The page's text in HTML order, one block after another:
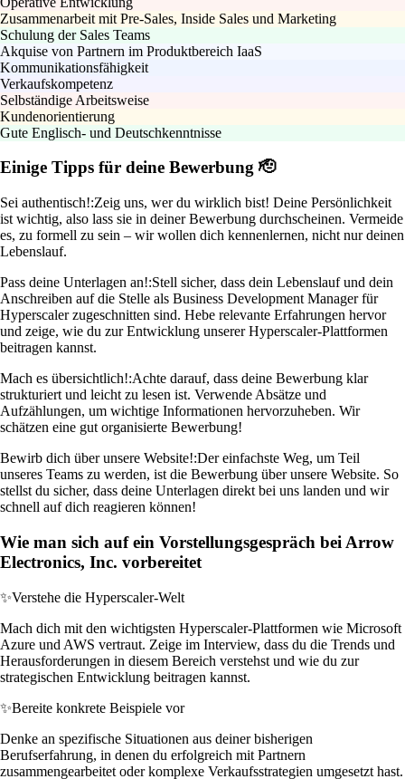
Zusammenarbeit mit Pre-Sales, Inside Sales und Marketing
Schulung der Sales Teams
Akquise von Partnern im Produktbereich IaaS
Kommunikationsfähigkeit
Verkaufskompetenz
Selbständige Arbeitsweise
Kundenorientierung
Gute Englisch- und Deutschkenntnisse
Einige Tipps für deine Bewerbung 🫡
Sei authentisch!:Zeig uns, wer du wirklich bist! Deine Persönlichkeit
ist wichtig, also lass sie in deiner Bewerbung durchscheinen. Vermeide
es, zu formell zu sein – wir wollen dich kennenlernen, nicht nur deinen
Lebenslauf.
Pass deine Unterlagen an!:Stell sicher, dass dein Lebenslauf und dein
Anschreiben auf die Stelle als Business Development Manager für
Hyperscaler zugeschnitten sind. Hebe relevante Erfahrungen hervor
und zeige, wie du zur Entwicklung unserer Hyperscaler-Plattformen
beitragen kannst.
Mach es übersichtlich!:Achte darauf, dass deine Bewerbung klar
strukturiert und leicht zu lesen ist. Verwende Absätze und
Aufzählungen, um wichtige Informationen hervorzuheben. Wir
schätzen eine gut organisierte Bewerbung!
Bewirb dich über unsere Website!:Der einfachste Weg, um Teil
unseres Teams zu werden, ist die Bewerbung über unsere Website. So
stellst du sicher, dass deine Unterlagen direkt bei uns landen und wir
schnell auf dich reagieren können!
Wie man sich auf ein Vorstellungsgespräch bei Arrow
Electronics, Inc. vorbereitet
✨Verstehe die Hyperscaler-Welt
Mach dich mit den wichtigsten Hyperscaler-Plattformen wie Microsoft
Azure und AWS vertraut. Zeige im Interview, dass du die Trends und
Herausforderungen in diesem Bereich verstehst und wie du zur
strategischen Entwicklung beitragen kannst.
✨Bereite konkrete Beispiele vor
Denke an spezifische Situationen aus deiner bisherigen
Berufserfahrung, in denen du erfolgreich mit Partnern
zusammengearbeitet oder komplexe Verkaufsstrategien umgesetzt hast.